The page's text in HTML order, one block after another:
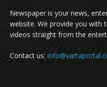
Newspaper is your news,
website. We provide you with
videos straight from the
Contact us: